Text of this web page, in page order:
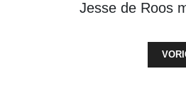
Jesse de Roos